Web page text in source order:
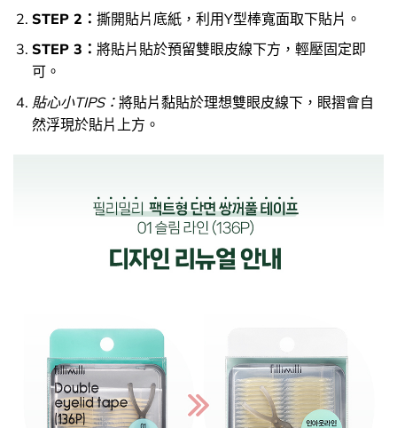
STEP 2： 撕開貼片底紙，利用Y型棒寬面取下貼片。
STEP 3： 將貼片貼於預留雙眼皮線下方，輕壓固定即
可。
貼心小TIPS： 將貼片黏貼於理想雙眼皮線下，眼摺會自
然浮現於貼片上方。